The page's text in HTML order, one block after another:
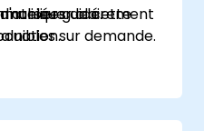
clairement
guidé.
de cette
sur demande.